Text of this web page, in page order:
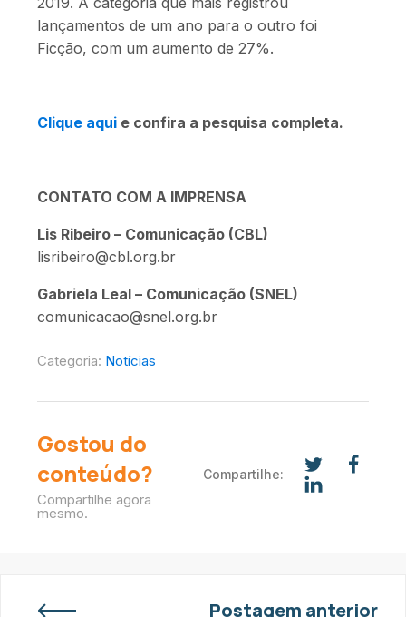
lançamentos de um ano para o outro foi
Ficção, com um aumento de 27%.
Clique aqui e confira a pesquisa completa.
CONTATO COM A IMPRENSA
Lis Ribeiro – Comunicação (CBL)
lisribeiro@cbl.org.br
Gabriela Leal – Comunicação (SNEL)
comunicacao@snel.org.br
Categoria: Notícias
Gostou do
conteúdo?
Compartilhe agora
mesmo.
Compartilhe:
Postagem anterior